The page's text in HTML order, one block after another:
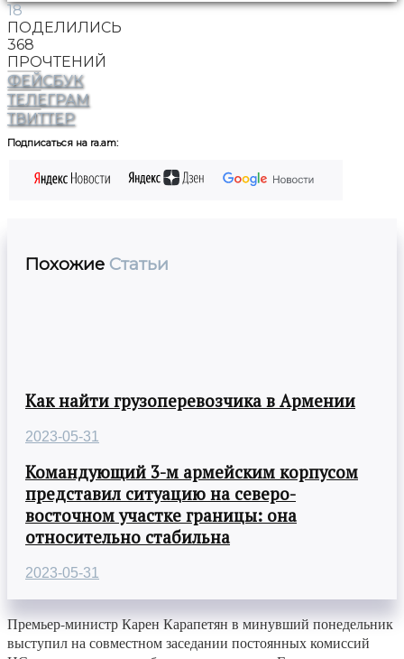
18
ПОДЕЛИЛИСЬ
368
ПРОЧТЕНИЙ
ФЕЙСБУК
ТЕЛЕГРАМ
ТВИТТЕР
Подписаться на ra.am:
Похожие Статьи
Как найти грузоперевозчика в Армении
2023-05-31
Командующий 3-м армейским корпусом
представил ситуацию на северо-
восточном участке границы: она
относительно стабильна
2023-05-31
Премьер-министр Карен Карапетян в минувший понедельник
выступил на совместном заседании постоянных комиссий